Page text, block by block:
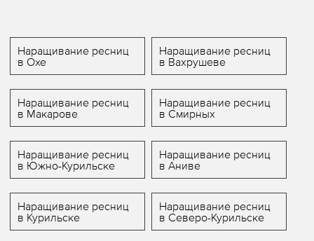
Наращивание ресниц
в Охе
Наращивание ресниц
в Вахрушеве
Наращивание ресниц
в Макарове
Наращивание ресниц
в Смирных
Наращивание ресниц
в Южно-Курильске
Наращивание ресниц
в Аниве
Наращивание ресниц
в Курильске
Наращивание ресниц
в Северо-Курильске